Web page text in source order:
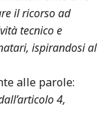
il ricorso ad
tecnico e
ispirandosi al
alle parole:
4,